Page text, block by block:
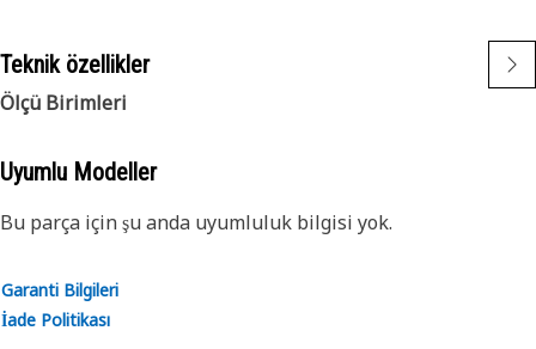
• Offers long-lasting durability, reducing the frequency of
replacements and maintenance
• Load distribution properties, minimize wear and tear on
The Sprocket Installation Disk helps to prevent any
providing a stable platform for the sprocket shaft, the tool
helps to ensure that the shaft is properly aligned and
Teknik özellikler
Ölçü Birimleri
Uyumlu Modeller
Bu parça için şu anda uyumluluk bilgisi yok.
Garanti Bilgileri
İade Politikası